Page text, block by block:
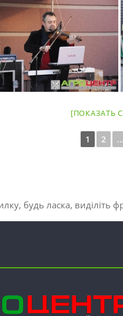
[ПОКАЗАТЬ
1 2 ...
будь ласка, виділіть